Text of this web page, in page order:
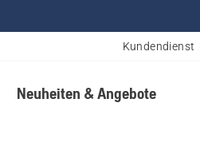
Kundendienst
Neuheiten & Angebote